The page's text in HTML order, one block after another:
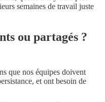
semaines de travail juste
ou partagés ?
que nos équipes doivent
et ont besoin de